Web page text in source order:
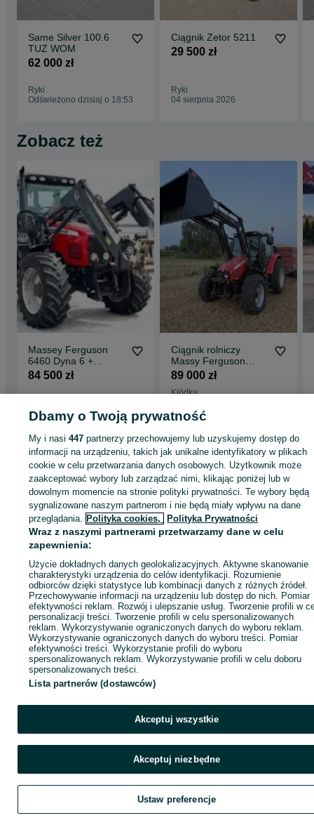
Same Silver 100.6
TUZ WOM
62 000 zł
Ryki
Odświeżono dzisiaj o 18:53
Ciągnik Zetor 5211
29 500 zł
Ryki
04 sierpnia 2026
Zobacz też
Massey Ferguson
6460 Dyna 6 +
Ładowacz
84 500 zł
08 lipca 2026
Ciągnik rolniczy
Massy Ferguson
5455 z Turem
89 000 zł
Kłódka
2026
Strona główna Rolnictwo Ciągniki Ciągniki - Lubelskie Ciągniki - Swaty
KATEGORIA
ID:1064857442
Zadzwoń / SMS Wyślij wiadomość
Dbamy o Twoją prywatność
My i nasi447 partnerzy przechowujemy lub uzyskujemy dostęp do
informacji na urządzeniu, takich jak unikalne identyfikatory w plikach
cookie w celu przetwarzania danych osobowych. Użytkownik może
zaakceptować wybory lub zarządzać nimi, klikając poniżej lub w
dowolnym momencie na stronie polityki prywatności. Te wybory będą
sygnalizowane naszym partnerom i nie będą miały wpływu na dane
przeglądania. Polityka cookies, Polityka Prywatności
Wraz z naszymi partnerami przetwarzamy dane w celu
zapewnienia:
Użycie dokładnych danych geolokalizacyjnych. Aktywne skanowanie
charakterystyki urządzenia do celów identyfikacji. Rozumienie
odbiorców dzięki statystyce lub kombinacji danych z różnych źródeł.
Przechowywanie informacji na urządzeniu lub dostęp do nich. Pomiar
efektywności reklam. Rozwój i ulepszanie usług. Tworzenie profili w
personalizacji treści. Tworzenie profili w celu spersonalizowanych
reklam. Wykorzystywanie ograniczonych danych do wyboru reklam.
Wykorzystywanie ograniczonych danych do wyboru treści. Pomiar
efektywności treści. Wykorzystanie profili do wyboru
spersonalizowanych reklam. Wykorzystywanie profili w celu doboru
spersonalizowanych treści.
Lista partnerów (dostawców)
Akceptuj wszystkie
Akceptuj niezbędne
Ustaw preferencje